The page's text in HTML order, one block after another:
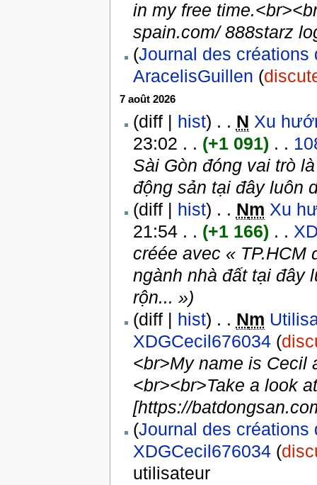
in my free
spain.com/ 888starz
(Journal des créations
AracelisGuillen (
7 août 2026
(diff | hist) . . N Xu
23:02 . . (+1 091) . .
Sài Gòn đóng vai trò
động sản tại đây luôn
(diff |
hist) . . Nm Xu
21:54 . . (+1 166) . .
créée avec « TP.HCM
ngành nhà đất tại đây
rộn... »)
(diff |
hist) . . Nm
XDGCecil676034 (
<br>My name is Cecil
<br><br>Take a look
[https://
(Journal des créations
XDGCecil676034 (
utilisateur